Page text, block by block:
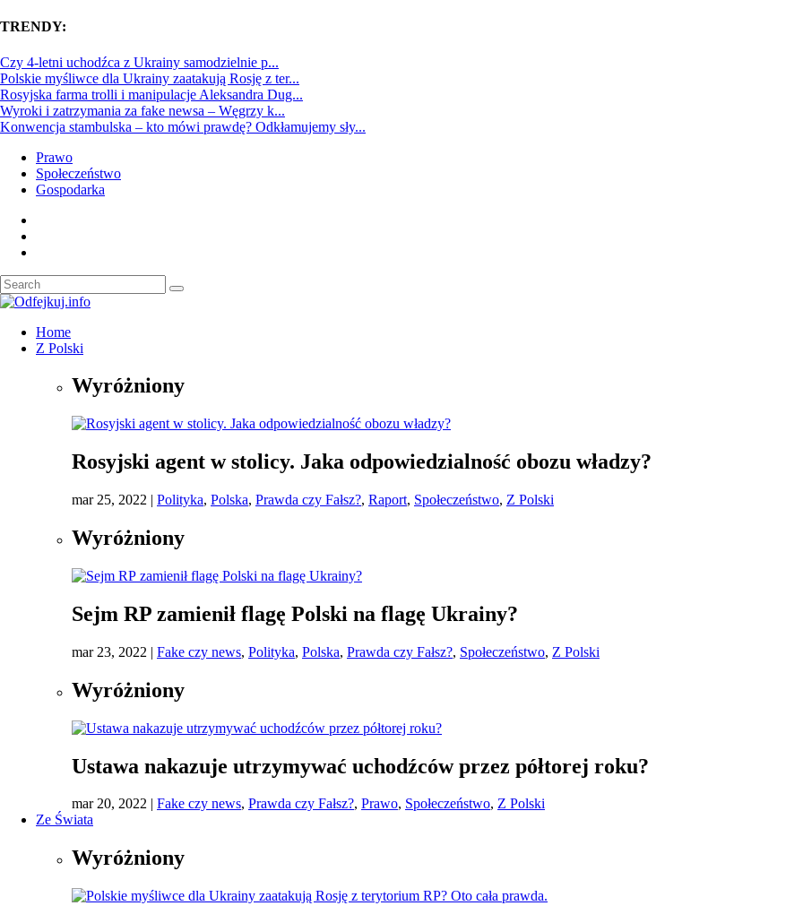
TRENDY:
Czy 4-letni uchodźca z Ukrainy samodzielnie p...
Polskie myśliwce dla Ukrainy zaatakują Rosję z ter...
Rosyjska farma trolli i manipulacje Aleksandra Dug...
Wyroki i zatrzymania za fake newsa – Węgrzy k...
Konwencja stambulska – kto mówi prawdę? Odkłamujemy sły...
Prawo
Społeczeństwo
Gospodarka
Home
Z Polski
Wyróżniony
Rosyjski agent w stolicy. Jaka odpowiedzialność obozu władzy?
mar 25, 2022 | Polityka, Polska, Prawda czy Fałsz?, Raport, Społeczeństwo, Z Polski
Wyróżniony
Sejm RP zamienił flagę Polski na flagę Ukrainy?
mar 23, 2022 | Fake czy news, Polityka, Polska, Prawda czy Fałsz?, Społeczeństwo, Z Polski
Wyróżniony
Ustawa nakazuje utrzymywać uchodźców przez półtorej roku?
mar 20, 2022 | Fake czy news, Prawda czy Fałsz?, Prawo, Społeczeństwo, Z Polski
Ze Świata
Wyróżniony